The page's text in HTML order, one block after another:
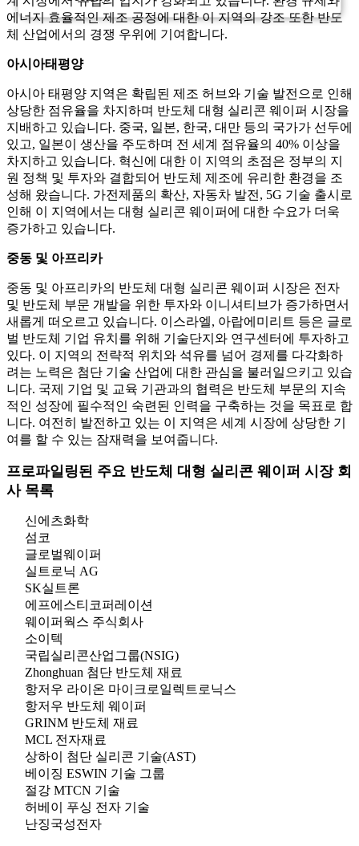
에너지 효율적인 제조 공정에 대한 이 지역의 강조 또한 반도
체 산업에서의 경쟁 우위에 기여합니다.
아시아태평양
아시아 태평양 지역은 확립된 제조 허브와 기술 발전으로 인해
상당한 점유율을 차지하며 반도체 대형 실리콘 웨이퍼 시장을
지배하고 있습니다. 중국, 일본, 한국, 대만 등의 국가가 선두에
있고, 일본이 생산을 주도하며 전 세계 점유율의 40% 이상을
차지하고 있습니다. 혁신에 대한 이 지역의 초점은 정부의 지
원 정책 및 투자와 결합되어 반도체 제조에 유리한 환경을 조
성해 왔습니다. 가전제품의 확산, 자동차 발전, 5G 기술 출시로
인해 이 지역에서는 대형 실리콘 웨이퍼에 대한 수요가 더욱
증가하고 있습니다.
중동 및 아프리카
중동 및 아프리카의 반도체 대형 실리콘 웨이퍼 시장은 전자
및 반도체 부문 개발을 위한 투자와 이니셔티브가 증가하면서
새롭게 떠오르고 있습니다. 이스라엘, 아랍에미리트 등은 글로
벌 반도체 기업 유치를 위해 기술단지와 연구센터에 투자하고
있다. 이 지역의 전략적 위치와 석유를 ​​넘어 경제를 다각화하
려는 노력은 첨단 기술 산업에 대한 관심을 불러일으키고 있습
니다. 국제 기업 및 교육 기관과의 협력은 반도체 부문의 지속
적인 성장에 필수적인 숙련된 인력을 구축하는 것을 목표로 합
니다. 여전히 발전하고 있는 이 지역은 세계 시장에 상당한 기
여를 할 수 있는 잠재력을 보여줍니다.
프로파일링된 주요 반도체 대형 실리콘 웨이퍼 시장 회
사 목록
신에츠화학
섬코
글로벌웨이퍼
실트로닉 AG
SK실트론
에프에스티코퍼레이션
웨이퍼웍스 주식회사
소이텍
국립실리콘산업그룹(NSIG)
Zhonghuan 첨단 반도체 재료
항저우 라이온 마이크로일렉트로닉스
항저우 반도체 웨이퍼
GRINM 반도체 재료
MCL 전자재료
상하이 첨단 실리콘 기술(AST)
베이징 ESWIN 기술 그룹
절강 MTCN 기술
허베이 푸싱 전자 기술
난징국성전자